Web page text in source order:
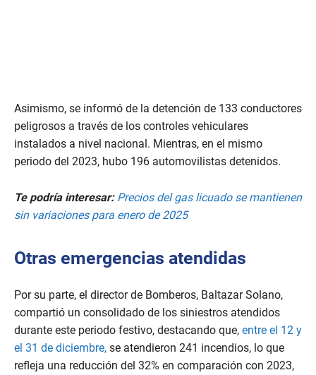
Asimismo, se informó de la detención de 133 conductores
peligrosos a través de los controles vehiculares
instalados a nivel nacional. Mientras, en el mismo
periodo del 2023, hubo 196 automovilistas detenidos.
Te podría interesar: Precios del gas licuado se mantienen
sin variaciones para enero de 2025
Otras emergencias atendidas
Por su parte, el director de Bomberos, Baltazar Solano,
compartió un consolidado de los siniestros atendidos
durante este periodo festivo, destacando que, entre el 12 y
el 31 de diciembre, se atendieron 241 incendios, lo que
refleja una reducción del 32% en comparación con 2023,